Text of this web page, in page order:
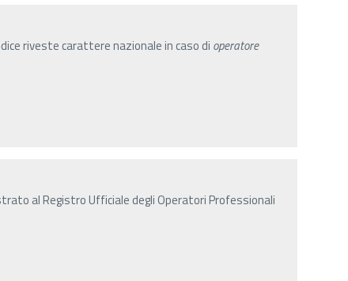
riveste carattere nazionale in caso di operatore
al Registro Ufficiale degli Operatori Professionali